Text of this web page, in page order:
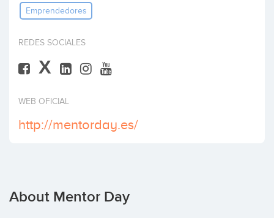
InvestEmprendedores
REDES SOCIALES
X
WEB OFICIAL
http://mentorday.es/
About Mentor Day